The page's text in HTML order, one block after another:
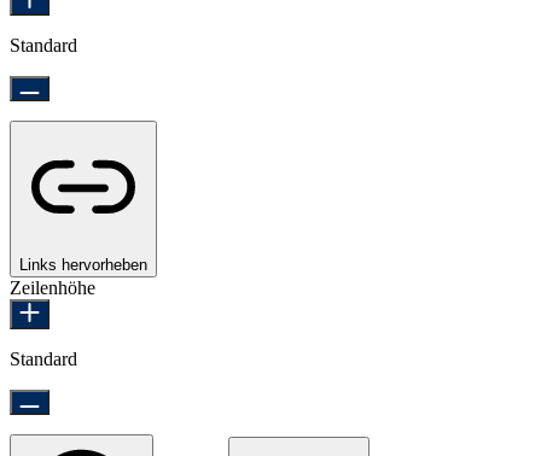
Standard
Links hervorheben
Zeilenhöhe
Standard